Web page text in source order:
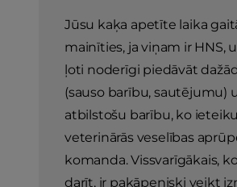
Jūsu kaķa apetīte laika
mainīties, ja viņam ir HNS,
ļoti noderīgi piedāvāt
(sauso barību, sautējumu)
atbilstošu barību, ko
veterinārās veselības
komanda. Vissvarīgākais,
darīt, ir pakāpeniski veikt